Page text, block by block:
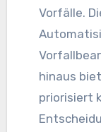
Vorfälle.
hinaus
priorisiert